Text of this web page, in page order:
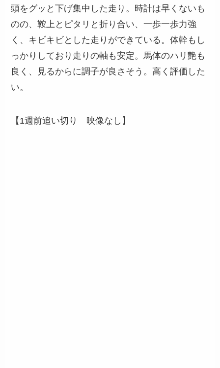
頭をグッと下げ集中した走り。時計は早くないも
のの、鞍上とピタリと折り合い、一歩一歩力強
く、キビキビとした走りができている。体幹もし
っかりしており走りの軸も安定。馬体のハリ艶も
良く、見るからに調子が良さそう。高く評価した
い。
【1週前追い切り 映像なし】